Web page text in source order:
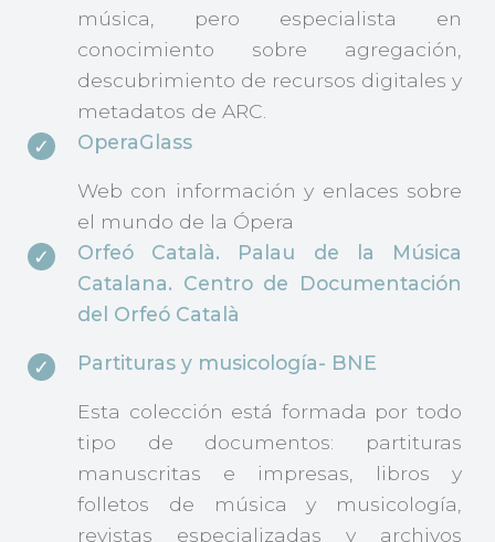
música, pero especialista en
conocimiento sobre agregación,
descubrimiento de recursos digitales y
metadatos de ARC.
OperaGlass
Web con información y enlaces sobre
el mundo de la Ópera
Orfeó Català. Palau de la Música
Catalana. Centro de Documentación
del Orfeó Català
Partituras y musicología- BNE
Esta colección está formada por todo
tipo de documentos: partituras
manuscritas e impresas, libros y
folletos de música y musicología,
revistas especializadas y archivos